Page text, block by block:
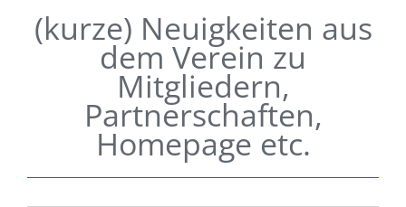
(kurze) Neuigkeiten aus
dem Verein zu
Mitgliedern,
Partnerschaften,
Homepage etc.